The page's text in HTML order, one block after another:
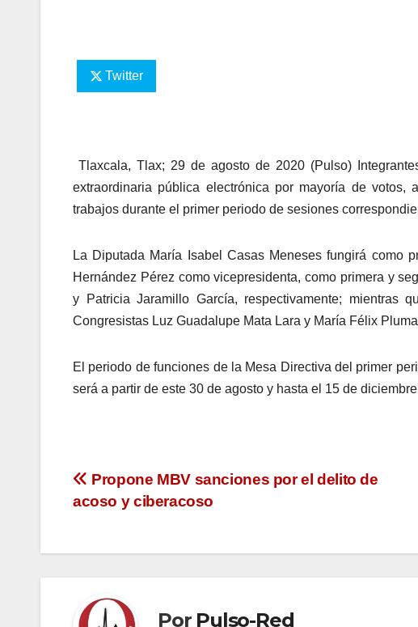
Twitter
Tlaxcala, Tlax; 29 de agosto de 2020 (Pulso)
extraordinaria pública electrónica por mayoría de
trabajos durante el primer periodo de sesiones
La Diputada María Isabel Casas Meneses fungirá como
Hernández Pérez como vicepresidenta, como primera y
y Patricia Jaramillo García, respectivamente; mientras
Congresistas Luz Guadalupe Mata Lara y María Félix
El periodo de funciones de la Mesa Directiva del primer
será a partir de este 30 de agosto y hasta el 15 de
Navegación
entradas
Propone MBV sanciones por el delito de
acoso y ciberacoso
Por Pulso-Red